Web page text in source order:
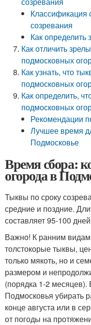
Классификация
созревания
Как определить
Как отличить
подмосковных
Как узнать, что
подмосковных
Как определить,
подмосковных
Рекомендации
Лучшее время
Подмосковье
Время сбора:
огорода в
Тыквы по сроку
средние и поздние.
составляет 95-100
Важно! К ранним видам
толстокорые тыквы,
только мякоть, но и
размером и
(порядка 1-2
Подмосковья убирать
конце августа или в
от погоды на